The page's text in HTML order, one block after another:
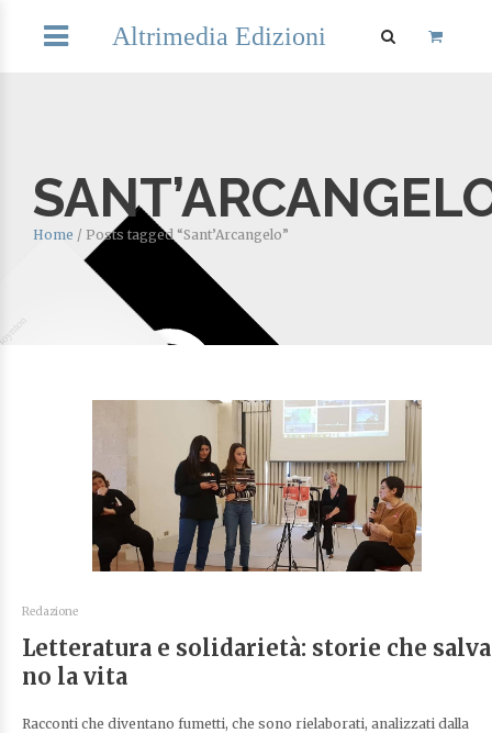
Altrimedia Edizioni
Home / Posts tagged “Sant’Arcangelo”
Redazione
Letteratura e solidarietà: storie che salva
no la vita
Racconti che diventano fumetti, che sono rielaborati, analizzati dalla